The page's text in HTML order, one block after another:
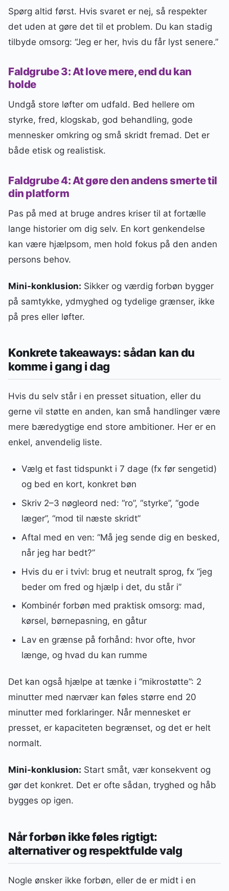
Spørg altid først. Hvis svaret er nej, så respekter
det uden at gøre det til et problem. Du kan stadig
tilbyde omsorg: “Jeg er her, hvis du får lyst senere.”
Faldgrube 3: At love mere, end du kan
holde
Undgå store løfter om udfald. Bed hellere om
styrke, fred, klogskab, god behandling, gode
mennesker omkring og små skridt fremad. Det er
både etisk og realistisk.
Faldgrube 4: At gøre den andens smerte til
din platform
Pas på med at bruge andres kriser til at fortælle
lange historier om dig selv. En kort genkendelse
kan være hjælpsom, men hold fokus på den anden
persons behov.
Mini-konklusion: Sikker og værdig forbøn bygger
på samtykke, ydmyghed og tydelige grænser, ikke
på pres eller løfter.
Konkrete takeaways: sådan kan du
komme i gang i dag
Hvis du selv står i en presset situation, eller du
gerne vil støtte en anden, kan små handlinger være
mere bæredygtige end store ambitioner. Her er en
enkel, anvendelig liste.
Vælg et fast tidspunkt i 7 dage (fx før sengetid)
og bed en kort, konkret bøn
Skriv 2–3 nøgleord ned: “ro”, “styrke”, “gode
læger”, “mod til næste skridt”
Aftal med en ven: “Må jeg sende dig en besked,
når jeg har bedt?”
Hvis du er i tvivl: brug et neutralt sprog, fx “jeg
beder om fred og hjælp i det, du står i”
Kombinér forbøn med praktisk omsorg: mad,
kørsel, børnepasning, en gåtur
Lav en grænse på forhånd: hvor ofte, hvor
længe, og hvad du kan rumme
Det kan også hjælpe at tænke i “mikrostøtte”: 2
minutter med nærvær kan føles større end 20
minutter med forklaringer. Når mennesket er
presset, er kapaciteten begrænset, og det er helt
normalt.
Mini-konklusion: Start småt, vær konsekvent og
gør det konkret. Det er ofte sådan, tryghed og håb
bygges op igen.
Når forbøn ikke føles rigtigt:
alternativer og respektfulde valg
Nogle ønsker ikke forbøn, eller de er midt i en